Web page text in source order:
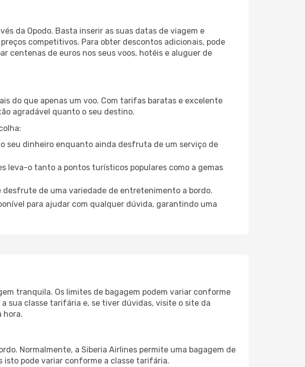
da Opodo. Basta inserir as suas datas de viagem e
competitivos. Para obter descontos adicionais, pode
centenas de euros nos seus voos, hotéis e aluguer de
do que apenas um voo. Com tarifas baratas e excelente
agradável quanto o seu destino.
seu dinheiro enquanto ainda desfruta de um serviço de
leva-o tanto a pontos turísticos populares como a gemas
de uma variedade de entretenimento a bordo.
para ajudar com qualquer dúvida, garantindo uma
tranquila. Os limites de bagagem podem variar conforme
sua classe tarifária e, se tiver dúvidas, visite o site da
hora.
Normalmente, a Siberia Airlines permite uma bagagem de
isto pode variar conforme a classe tarifária.